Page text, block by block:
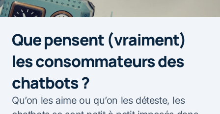
Que pensent (vraiment)
les consommateurs des
chatbots ?
Qu’on les aime ou qu’on les déteste, les